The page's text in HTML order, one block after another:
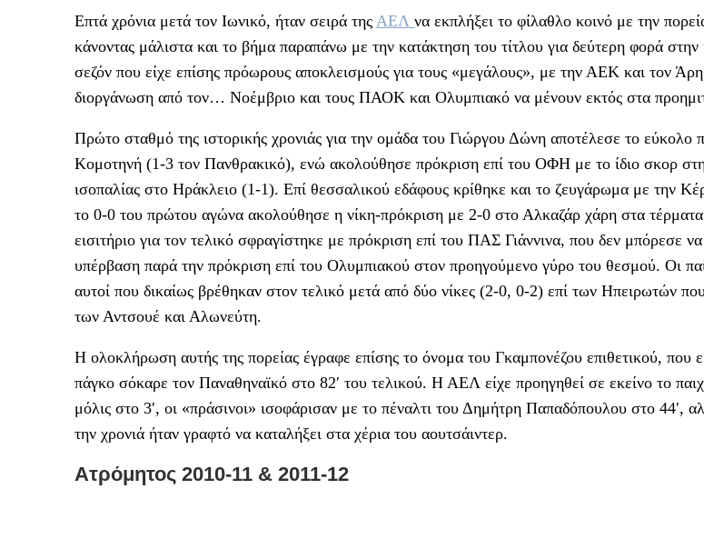
Επτά χρόνια μετά τον Ιωνικό, ήταν σειρά της ΑΕΛ να εκπλήξει το φίλαθλο κοινό με την
κάνοντας μάλιστα και το βήμα παραπάνω με την κατάκτηση του τίτλου για δεύτερη φορά στην
σεζόν που είχε επίσης πρόωρους αποκλεισμούς για τους «μεγάλους», με την ΑΕΚ και τον
διοργάνωση από τον… Νοέμβριο και τους ΠΑΟΚ και Ολυμπιακό να μένουν εκτός στα
Πρώτο σταθμό της ιστορικής χρονιάς για την ομάδα του Γιώργου Δώνη αποτέλεσε το εύκολο
Κομοτηνή (1-3 τον Πανθρακικό), ενώ ακολούθησε πρόκριση επί του ΟΦΗ με το ίδιο σκορ
ισοπαλίας στο Ηράκλειο (1-1). Επί θεσσαλικού εδάφους κρίθηκε και το ζευγάρωμα με την
το 0-0 του πρώτου αγώνα ακολούθησε η νίκη-πρόκριση με 2-0 στο Αλκαζάρ χάρη στα
εισιτήριο για τον τελικό σφραγίστηκε με πρόκριση επί του ΠΑΣ Γιάννινα, που δεν μπόρεσε να
υπέρβαση παρά την πρόκριση επί του Ολυμπιακού στον προηγούμενο γύρο του θεσμού. Οι
αυτοί που δικαίως βρέθηκαν στον τελικό μετά από δύο νίκες (2-0, 0-2) επί των Ηπειρωτών
των Αντσουέ και Αλωνεύτη.
Η ολοκλήρωση αυτής της πορείας έγραφε επίσης το όνομα του Γκαμπονέζου επιθετικού, που
πάγκο σόκαρε τον Παναθηναϊκό στο 82′ του τελικού. Η ΑΕΛ είχε προηγηθεί σε εκείνο το
μόλις στο 3′, οι «πράσινοι» ισοφάρισαν με το πέναλτι του Δημήτρη Παπαδόπουλου στο 44′,
την χρονιά ήταν γραφτό να καταλήξει στα χέρια του αουτσάιντερ.
Ατρόμητος 2010-11 & 2011-12